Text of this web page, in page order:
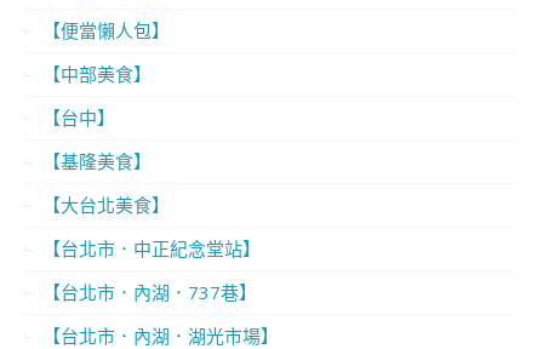
【便當懶人包】
【中部美食】
【台中】
【基隆美食】
【大台北美食】
【台北市．中正紀念堂站】
【台北市．內湖．737巷】
【台北市．內湖．湖光市場】